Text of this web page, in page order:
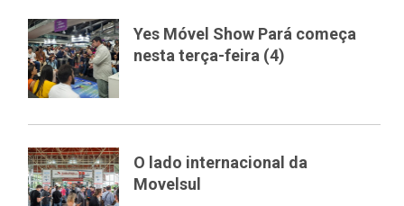
Yes Móvel Show Pará começa
nesta terça-feira (4)
O lado internacional da
Movelsul